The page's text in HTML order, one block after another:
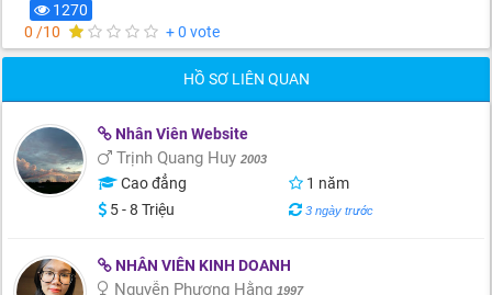
1270
0 /10
+ 0 vote
HỒ SƠ LIÊN QUAN
Nhân Viên Website
Trịnh Quang Huy 2003
Cao đẳng
1 năm
5 - 8 Triệu
3 ngày trước
NHÂN VIÊN KINH DOANH
Nguyễn Phượng Hằng 1997